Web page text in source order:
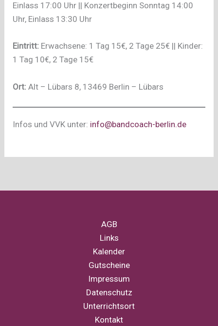
Einlass 17:00 Uhr || Konzertbeginn Sonntag 14:00
Uhr, Einlass 13:30 Uhr
Eintritt: Erwachsene: 1 Tag 15€, 2 Tage 25€ || Kinder:
1 Tag 10€, 2 Tage 15€
Ort:Alt – Lübars 8, 13469 Berlin – Lübars
Infos und VVK unter: info@bandcoach-berlin.de
AGB
Links
Kalender
Gutscheine
Impressum
Datenschutz
Unterrichtsort
Kontakt